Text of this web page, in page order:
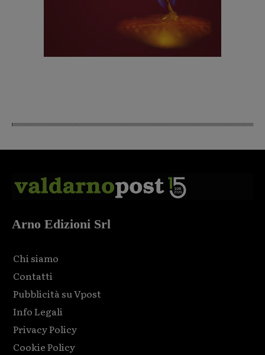
Arno Edizioni Srl
Chi siamo
Contatti
Pubblicità su Vpost
Info Legali
Privacy Policy
Cookie Policy